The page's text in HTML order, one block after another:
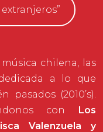
chilena, las
a lo que
(2010’s).
con Los
Valenzuela y